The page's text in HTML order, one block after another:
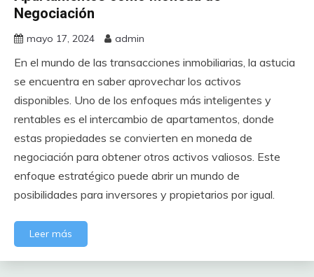
Negociación
mayo 17, 2024 admin
En el mundo de las transacciones inmobiliarias, la astucia
se encuentra en saber aprovechar los activos
disponibles. Uno de los enfoques más inteligentes y
rentables es el intercambio de apartamentos, donde
estas propiedades se convierten en moneda de
negociación para obtener otros activos valiosos. Este
enfoque estratégico puede abrir un mundo de
posibilidades para inversores y propietarios por igual.
Leer más